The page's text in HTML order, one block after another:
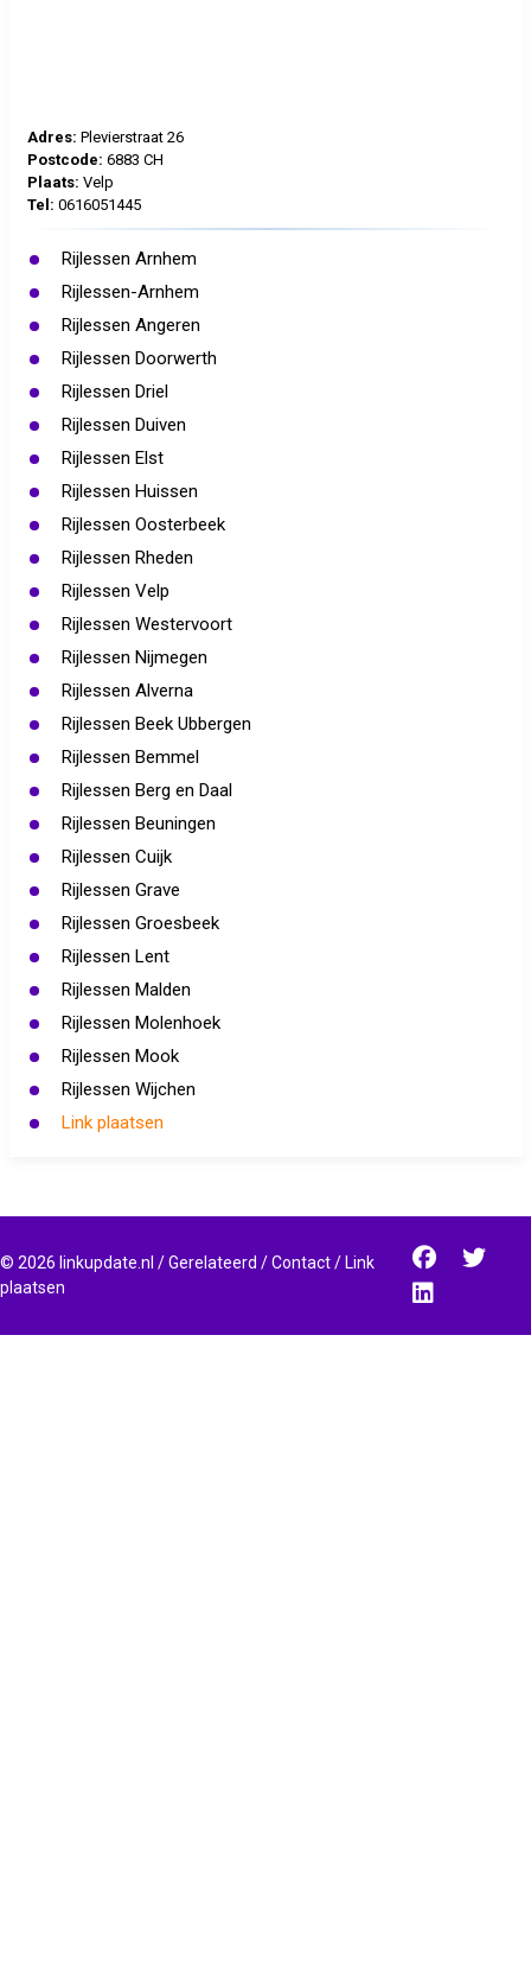
Adres: Plevierstraat 26
Postcode: 6883 CH
Plaats: Velp
Tel: 0616051445
Rijlessen Arnhem
Rijlessen-Arnhem
Rijlessen Angeren
Rijlessen Doorwerth
Rijlessen Driel
Rijlessen Duiven
Rijlessen Elst
Rijlessen Huissen
Rijlessen Oosterbeek
Rijlessen Rheden
Rijlessen Velp
Rijlessen Westervoort
Rijlessen Nijmegen
Rijlessen Alverna
Rijlessen Beek Ubbergen
Rijlessen Bemmel
Rijlessen Berg en Daal
Rijlessen Beuningen
Rijlessen Cuijk
Rijlessen Grave
Rijlessen Groesbeek
Rijlessen Lent
Rijlessen Malden
Rijlessen Molenhoek
Rijlessen Mook
Rijlessen Wijchen
Link plaatsen
© 2026 linkupdate.nl /Gerelateerd /Contact/ Link
plaatsen